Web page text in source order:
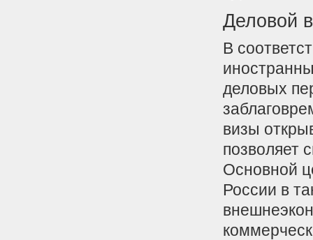
Деловой
В
деловых
визы
позволяет
Основной
России в